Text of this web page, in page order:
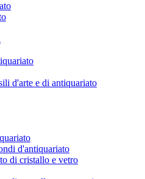
d'arte e di antiquariato
d'antiquariato
di cristallo e vetro